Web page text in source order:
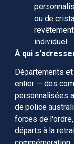
ou de
individuel
À qui
Départements
entier — des
personnalisées
de police
forces de
départs à la